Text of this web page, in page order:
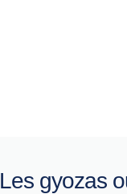
Les gyozas